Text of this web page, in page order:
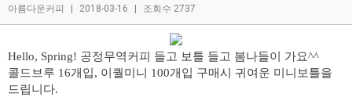
아름다운커피
2018-03-16 조회수 2737
Hello, Spring! 공정무역커피 들고 보틀 들고 봄나들이 가요^^
콜드브루 16개입, 이퀄미니 100개입 구매시 귀여운 미니보틀을
드립니다.